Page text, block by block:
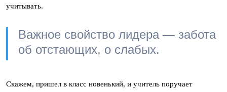
учитывать.
Важное свойство лидера — забота
об отстающих, о слабых.
Скажем, пришел в класс новенький, и учитель поручает